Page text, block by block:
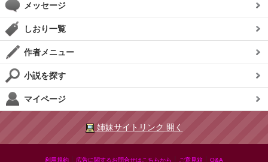
メッセージ
しおり一覧
作者メニュー
小説を探す
マイページ
姉妹サイトリンク 開く
利用規約 広告に関するお問合せはこちらから ご意見箱 Q&A